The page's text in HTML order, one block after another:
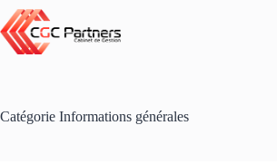
Catégorie Informations générales